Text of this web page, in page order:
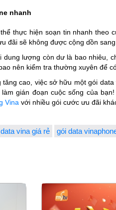
nhanh
thực hiện soạn tin nhanh theo
đãi sẽ không được cộng dồn sang
lượng còn dư là bao nhiêu,
nên kiểm tra thường xuyên để
cao, việc sở hữu một gói
gián đoạn cuộc sống của
Vina với nhiều gói cước ưu đãi
vina giá rẻ gói data